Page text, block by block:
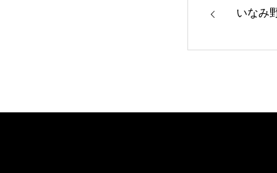
いなみ